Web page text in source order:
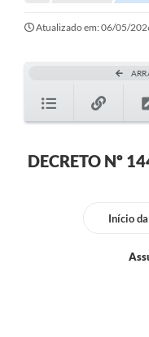
Atualizado em: 06/05/
DECRETO Nº
Início